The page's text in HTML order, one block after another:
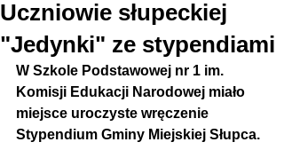
Uczniowie słupeckiej
"Jedynki" ze stypendiami
W Szkole Podstawowej nr 1 im.
Komisji Edukacji Narodowej miało
miejsce uroczyste wręczenie
Stypendium Gminy Miejskiej Słupca.